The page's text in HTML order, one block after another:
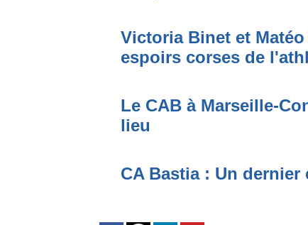
Victoria Binet et
espoirs corses de
Le CAB à Marseille-
lieu
CA Bastia : Un